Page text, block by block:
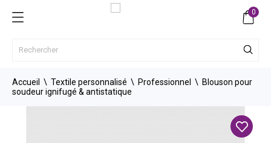
0
Accueil Textile personnalisé Professionnel
Blouson pour
soudeur ignifugé & antistatique